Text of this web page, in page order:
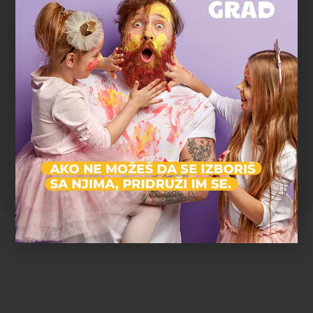
Gradski parkovi i šume
"Deca su satima trčala, istraživala i igrala se, a čim smo
stigli kući su popadali od umora. Ovo je bio najopušteniji
rođendan koji pamtimo."
Magdalena P. Zvezdara
Marko R.tatasaurus